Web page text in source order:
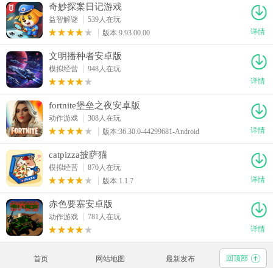
奇妙探案日记游戏
益智解谜
539人在玩
版本:9.93.00.00
详情
文明播种者安卓版
模拟经营
948人在玩
详情
fortnite堡垒之夜安卓版
动作游戏
308人在玩
版本:36.30.0-44299681-Android
详情
catpizza披萨猫
模拟经营
870人在玩
版本:1.1.7
详情
赤色要塞安卓版
动作游戏
781人在玩
详情
首页 网站地图 最新发布 回顶部